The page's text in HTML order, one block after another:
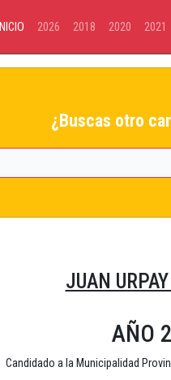
INICIO 2026 2018 2020 2021
¿Buscas otro
JUAN
AÑO
Candidado a la Municipalidad